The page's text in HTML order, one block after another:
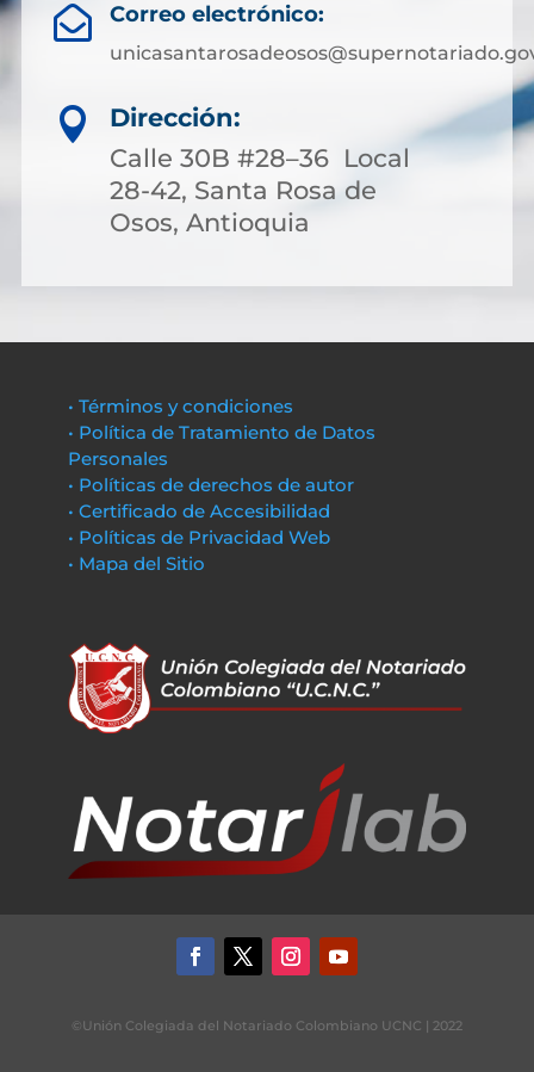
 Correo electrónico:

Dirección:
Calle 30B #28–36 Local
28-42, Santa Rosa de
Osos, Antioquia
• Términos y condiciones
• Política de Tratamiento de Datos
Personales
• Políticas de derechos de autor
• Certificado de Accesibilidad
• Políticas de Privacidad Web
• Mapa del Sitio
©Unión Colegiada del Notariado Colombiano UCNC | 2022